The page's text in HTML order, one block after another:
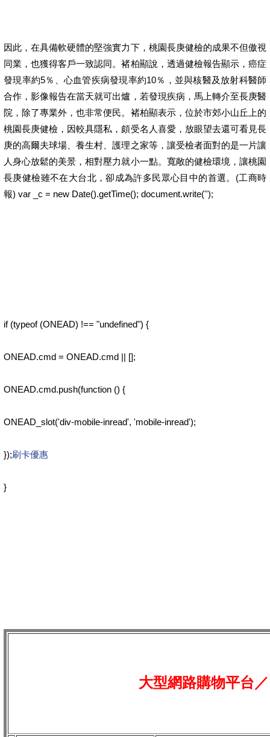
因此，在具備軟硬體的堅強實力下，桃園長庚健檢的成果不但傲視
同業，也獲得客戶一致認同。褚柏顯說，透過健檢報告顯示，癌症
發現率約5％、心血管疾病發現率約10％，並與核醫及放射科醫師
合作，影像報告在當天就可出爐，若發現疾病，馬上轉介至長庚醫
院，除了專業外，也非常便民。褚柏顯表示，位於市郊小山丘上的
桃園長庚健檢，因較具隱私，頗受名人喜愛，放眼望去還可看見長
庚的高爾夫球場、養生村、護理之家等，讓受檢者面對的是一片讓
人身心放鬆的美景，相對壓力就小一點。寬敞的健檢環境，讓桃園
長庚健檢雖不在大台北，卻成為許多民眾心目中的首選。(工商時
報) var _c = new Date().getTime(); document.write('');
if (typeof (ONEAD) !== "undefined") {
ONEAD.cmd = ONEAD.cmd || [];
ONEAD.cmd.push(function () {
ONEAD_slot('div-mobile-inread', 'mobile-inread');
});刷卡優惠
}
大型網路購物平台